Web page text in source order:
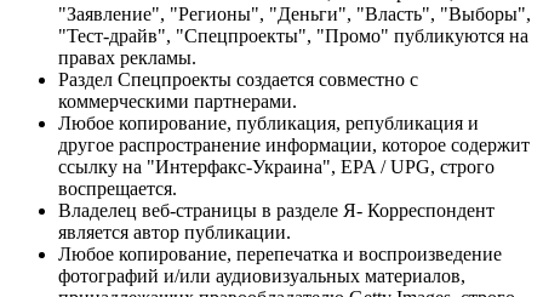
"Заявление", "Регионы", "Деньги", "Власть", "Выборы",
"Тест-драйв", "Спецпроекты", "Промо" публикуются на
правах рекламы.
Раздел Спецпроекты создается совместно с
коммерческими партнерами.
Любое копирование, публикация, републикация и
другое распространение информации, которое содержит
ссылку на "Интерфакс-Украина", EPA / UPG, строго
воспрещается.
Владелец веб-страницы в разделе Я- Корреспондент
является автор публикации.
Любое копирование, перепечатка и воспроизведение
фотографий и/или аудиовизуальных материалов,